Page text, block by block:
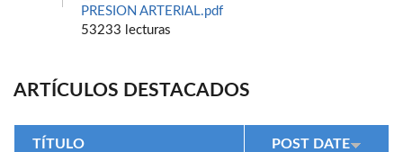
PRESION ARTERIAL.pdf
53233 lecturas
ARTÍCULOS DESTACADOS
TÍTULO POST DATE